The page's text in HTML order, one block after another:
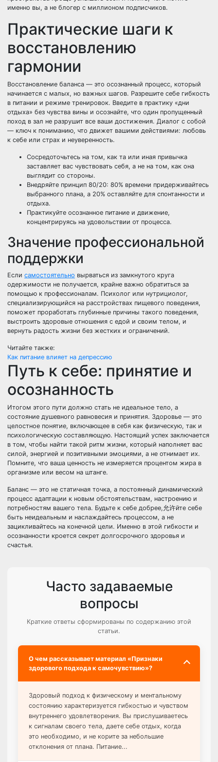
именно вы, а не блогер с миллионом подписчиков.
Практические шаги к
восстановлению
гармонии
Восстановление баланса — это осознанный процесс, который
начинается с малых, но важных шагов. Разрешите себе гибкость
в питании и режиме тренировок. Введите в практику «дни
отдыха» без чувства вины и осознайте, что один пропущенный
поход в зал не разрушит все ваши достижения. Диалог с собой
— ключ к пониманию, что движет вашими действиями: любовь
к себе или страх и неуверенность.
Сосредоточьтесь на том, как та или иная привычка
заставляет вас чувствовать себя, а не на том, как она
выглядит со стороны.
Внедряйте принцип 80/20: 80% времени придерживайтесь
выбранного плана, а 20% оставляйте для спонтанности и
отдыха.
Практикуйте осознанное питание и движение,
концентрируясь на удовольствии от процесса.
Значение профессиональной
поддержки
Если самостоятельно вырваться из замкнутого круга
одержимости не получается, крайне важно обратиться за
помощью к профессионалам. Психолог или нутрициолог,
специализирующийся на расстройствах пищевого поведения,
поможет проработать глубинные причины такого поведения,
выстроить здоровые отношения с едой и своим телом, и
вернуть радость жизни без жестких и ограничений.
Читайте также:
Как питание влияет на депрессию
Путь к себе: принятие и
осознанность
Итогом этого пути должно стать не идеальное тело, а
состояние душевного равновесия и принятия. Здоровье — это
целостное понятие, включающее в себя как физическую, так и
психологическую составляющую. Настоящий успех заключается
в том, чтобы найти такой ритм жизни, который наполняет вас
силой, энергией и позитивными эмоциями, а не отнимает их.
Помните, что ваша ценность не измеряется процентом жира в
организме или весом на штанге.
Баланс — это не статичная точка, а постоянный динамический
процесс адаптации к новым обстоятельствам, настроению и
потребностям вашего тела. Будьте к себе добрее,允许йте себе
быть неидеальным и наслаждайтесь процессом, а не
зацикливайтесь на конечной цели. Именно в этой гибкости и
осознанности кроется секрет долгосрочного здоровья и
счастья.
Часто задаваемые
вопросы
Краткие ответы сформированы по содержанию этой
статьи.
О чем рассказывает материал «Признаки
здорового подхода к самочувствию»?
Здоровый подход к физическому и ментальному
состоянию характеризуется гибкостью и чувством
внутреннего удовлетворения. Вы прислушиваетесь
к сигналам своего тела, даете себе отдых, когда
это необходимо, и не корите за небольшие
отклонения от плана. Питание...